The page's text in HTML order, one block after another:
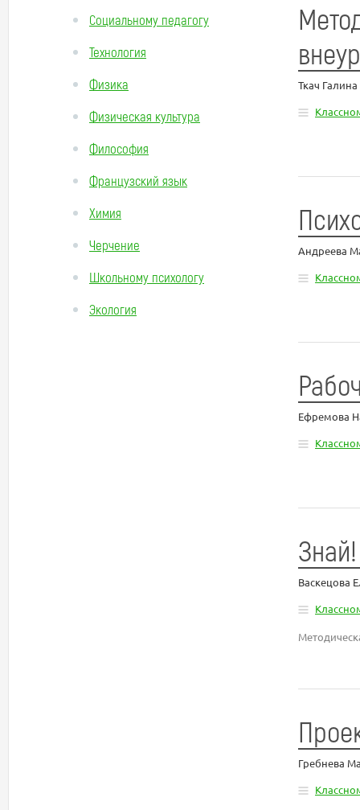
Социальному педагогу
Технология
Физика
Физическая культура
Философия
Французский язык
Химия
Черчение
Школьному психологу
Экология
Ткач
Андреева
Ефремова
Васкецова
Гребнева